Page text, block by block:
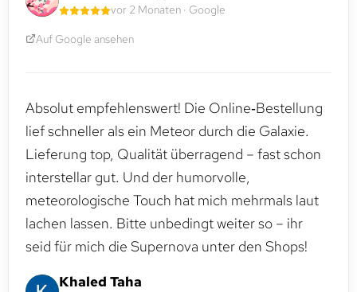
vor 2 Monaten · Google
Auf Google ansehen
Absolut empfehlenswert! Die Online‑Bestellung
lief schneller als ein Meteor durch die Galaxie.
Lieferung top, Qualität überragend – fast schon
interstellar gut. Und der humorvolle,
meteorologische Touch hat mich mehrmals laut
lachen lassen. Bitte unbedingt weiter so – ihr
seid für mich die Supernova unter den Shops!
Khaled Taha